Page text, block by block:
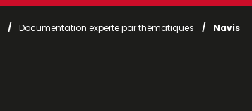
/ Documentation experte par thématiques / Navis